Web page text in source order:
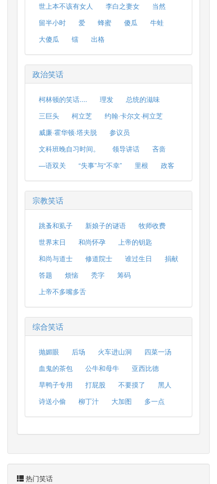
世上本不该有女人
李白之妻女
当然
留半小时
爱 蜂蜜 傻瓜
牛蛙
大傻瓜
镭 出格
政治笑话
柯林顿的笑话.... 理发
总统的滋味
三巨头
柯立芝
约翰·卡尔文·柯立芝
威廉·霍华顿·塔夫脱
参议员
文科班晚自习时间。
领导讲话
吝啬
—语双关
“失事”与“不幸” 里根 政客
宗教笑话
跳蚤和虱子 新娘子的谜语
牧师收费
世界末日
和尚怀孕
上帝的钥匙
和尚与道士
修道院士 谁过生日
捐献
答题
烦恼 秃字
筹码
上帝不多嘴多舌
综合笑话
抛媚眼 后场 火车进山洞
四菜一汤
血鬼的茶包
公牛和母牛
亚西比德
旱鸭子专用
打屁股 不要摸了
黑人
诗送小偷
柳丁汁 大加图 多一点
热门笑话